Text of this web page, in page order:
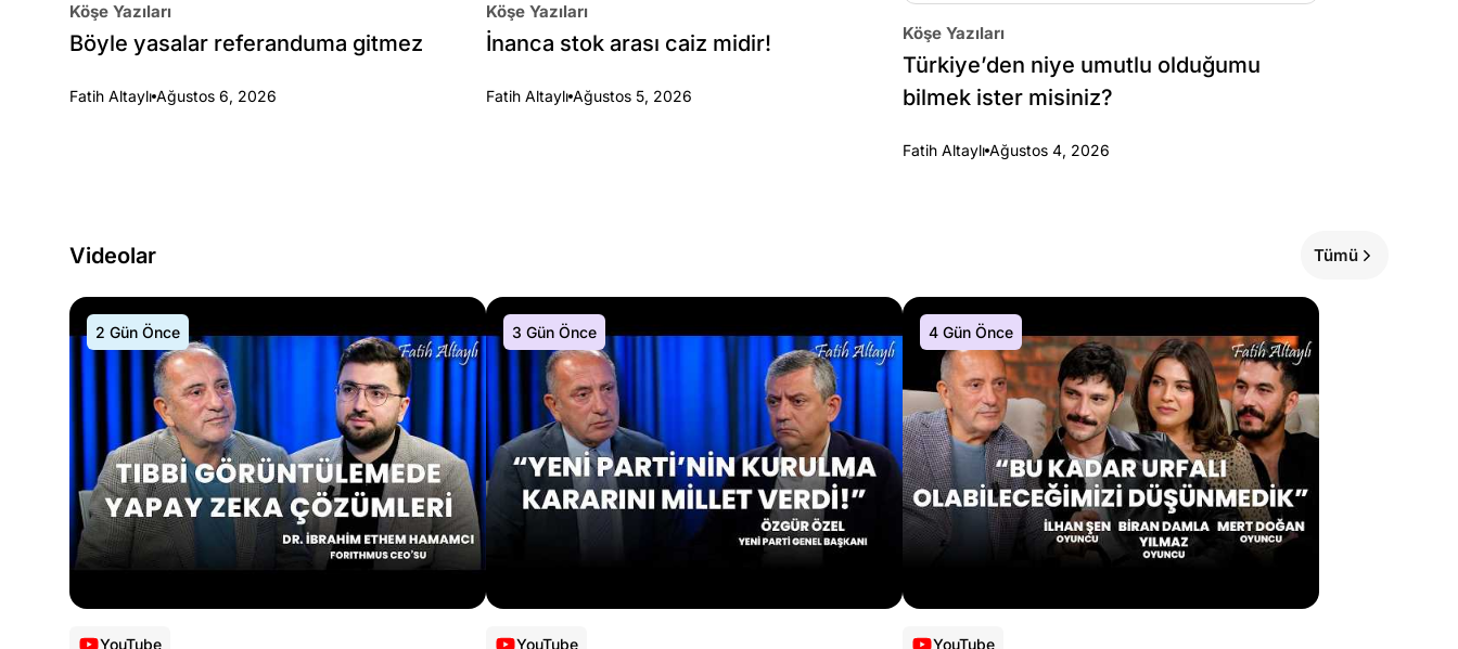
Köşe Yazıları
Böyle yasalar referanduma gitmez
Fatih Altaylı Ağustos 6, 2026
Köşe Yazıları
İnanca stok arası caiz midir!
Fatih Altaylı Ağustos 5, 2026
Köşe Yazıları
Türkiye’den niye umutlu olduğumu
bilmek ister misiniz?
Fatih Altaylı Ağustos 4, 2026
Videolar Tümü
2 Gün Önce
YouTube
3 Gün Önce
YouTube
4 Gün Önce
YouTube